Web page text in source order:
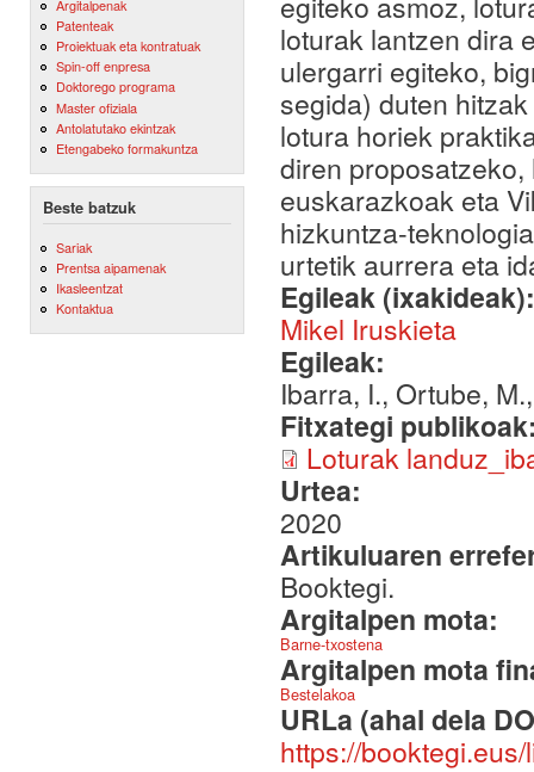
Argitalpenak
Patenteak
Proiektuak eta kontratuak
Spin-off enpresa
Doktorego programa
Master ofiziala
Antolatutako ekintzak
Etengabeko formakuntza
Beste batzuk
Sariak
Prentsa aipamenak
Ikasleentzat
Kontaktua
loturak lantzen dira
ulergarri egiteko,
segida) duten
lotura horiek
diren
euskarazkoak eta
hizkuntza-
urtetik aurrera eta
Egileak
Mikel Iruskieta
Egileak:
Ibarra, I., Ortube,
Fitxategi
Loturak
Urtea:
2020
Artikuluaren
Booktegi.
Argitalpen mota:
Barne-txostena
Argitalpen mota
Bestelakoa
URLa (ahal dela
https://